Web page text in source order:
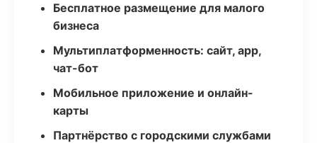
Бесплатное размещение для малого
бизнеса
Мультиплатформенность: сайт, app,
чат-бот
Мобильное приложение и онлайн-
карты
Партнёрство с городскими службами